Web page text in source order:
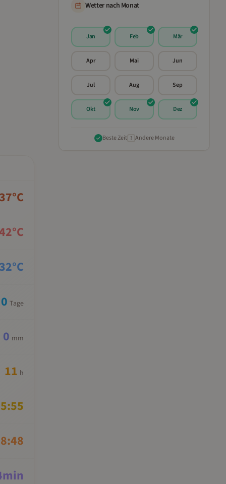
37°C
°C
32°C
0 Tage
0 mm
11 h
min
Wetter nach Monat
Jan Feb Mär
Apr Mai Jun
Jul Aug Sep
Okt Nov Dez
Beste Zeit ? Andere Monate